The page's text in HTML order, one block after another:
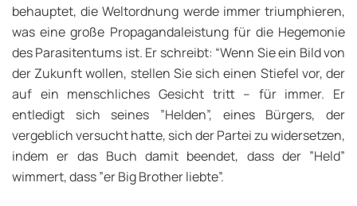
behauptet, die Weltordnung werde immer triumphieren,
was eine große Propagandaleistung für die Hegemonie
des Parasitentums ist. Er schreibt: “Wenn Sie ein Bild von
der Zukunft wollen, stellen Sie sich einen Stiefel vor, der
auf ein menschliches Gesicht tritt – für immer. Er
entledigt sich seines ”Helden”, eines Bürgers, der
vergeblich versucht hatte, sich der Partei zu widersetzen,
indem er das Buch damit beendet, dass der ”Held”
wimmert, dass ”er Big Brother liebte”.